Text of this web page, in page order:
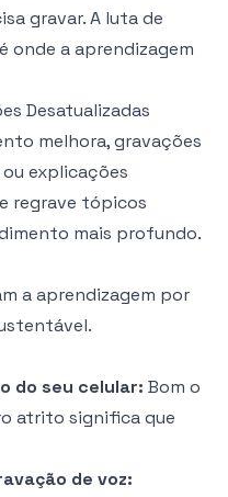
gravar. A luta de
onde a aprendizagem
Desatualizadas
melhora, gravações
explicações
regrave tópicos
mais profundo.
a aprendizagem por
do seu celular: Bom o
atrito significa que
de voz: